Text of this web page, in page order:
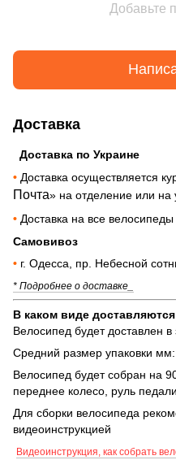
Добавьте
Доставка
Доставка по Украине
• Доставка осуществляется
Почта» на отделение или на
• Доставка на все велосипеды
Самовивоз
• г. Одесса, пр. Небесной
* Подробнее о доставке_
В каком виде
Велосипед будет доставлен в
Средний размер упаковки
Велосипед будет собран на
переднее колесо, руль
Для сборки велосипеда
видеоинструкцией
Видеоинструкция, как собрать